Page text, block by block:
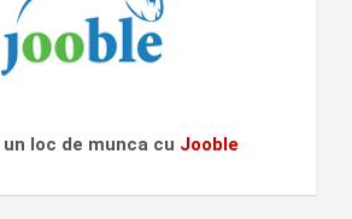
loc de munca cu Jooble